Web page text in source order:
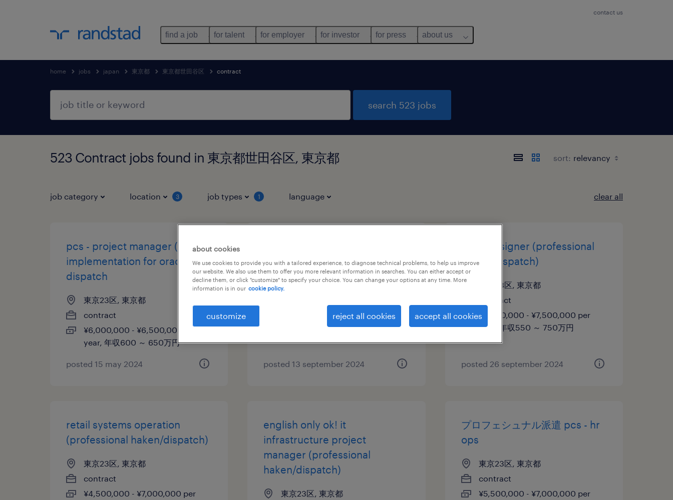
contact us
find a job for talent for employer for investor for press about us
home jobs japan 東京都 東京都世田谷区 contract
search 523 jobs
523 Contract jobs found in 東京都世田谷区, 東京都 sort:
job category location 3 job types 1 language clear all
pcs - project manager (erp
implementation for oracle) -
dispatch
東京23区, 東京都
contract
¥6,000,000 - ¥6,500,000 per
year, 年収600 ～ 650万円
posted 15 may 2024
(professional haken/dispatch)
東京23区, 東京都
¥5,000,000 - ¥9,000,000 per
year, 年収500 ～ 900万円
posted 13 september 2024
ui/ux designer (professional
haken/dispatch)
東京23区, 東京都
contract
¥5,500,000 - ¥7,500,000 per
year, 年収550 ～ 750万円
posted 26 september 2024
retail systems operation
(professional haken/dispatch)
東京23区, 東京都
contract
¥4,500,000 - ¥7,000,000 per
english only ok! it
infrastructure project
manager (professional
haken/dispatch)
東京23区, 東京都
プロフェシュナル派遣 pcs - hr
ops
東京23区, 東京都
contract
¥5,500,000 - ¥7,000,000 per
about cookies
We use cookies to provide you with a tailored experience, to diagnose technical problems, to help us improve
our website. We also use them to offer you more relevant information in searches. You can either accept or
decline them, or click "customize" to specify your choice. You can change your options at any time. More
information is in our cookie policy.
customize reject all cookies accept all cookies